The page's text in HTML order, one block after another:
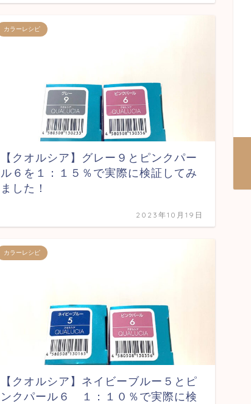
カラーレシピ
【クオルシア】グレー９とピンクパー
ル６を１：１５％で実際に検証してみ
ました！
2023年10月19日
カラーレシピ
【クオルシア】ネイビーブルー５とピ
ンクパール６ １：１０％で実際に検